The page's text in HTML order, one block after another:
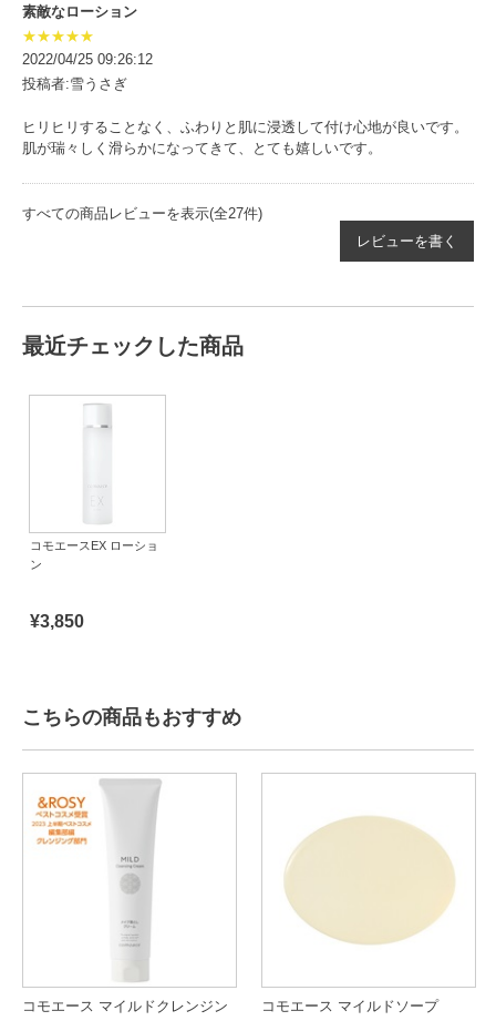
素敵なローション
★★★★★
2022/04/25 09:26:12
投稿者:雪うさぎ
ヒリヒリすることなく、ふわりと肌に浸透して付け心地が良いです。
肌が瑞々しく滑らかになってきて、とても嬉しいです。
すべての商品レビューを表示(全27件)
レビューを書く
最近チェックした商品
コモエースEX ローショ
ン
¥3,850
こちらの商品もおすすめ
コモエース マイルドクレンジン
コモエース マイルドソープ